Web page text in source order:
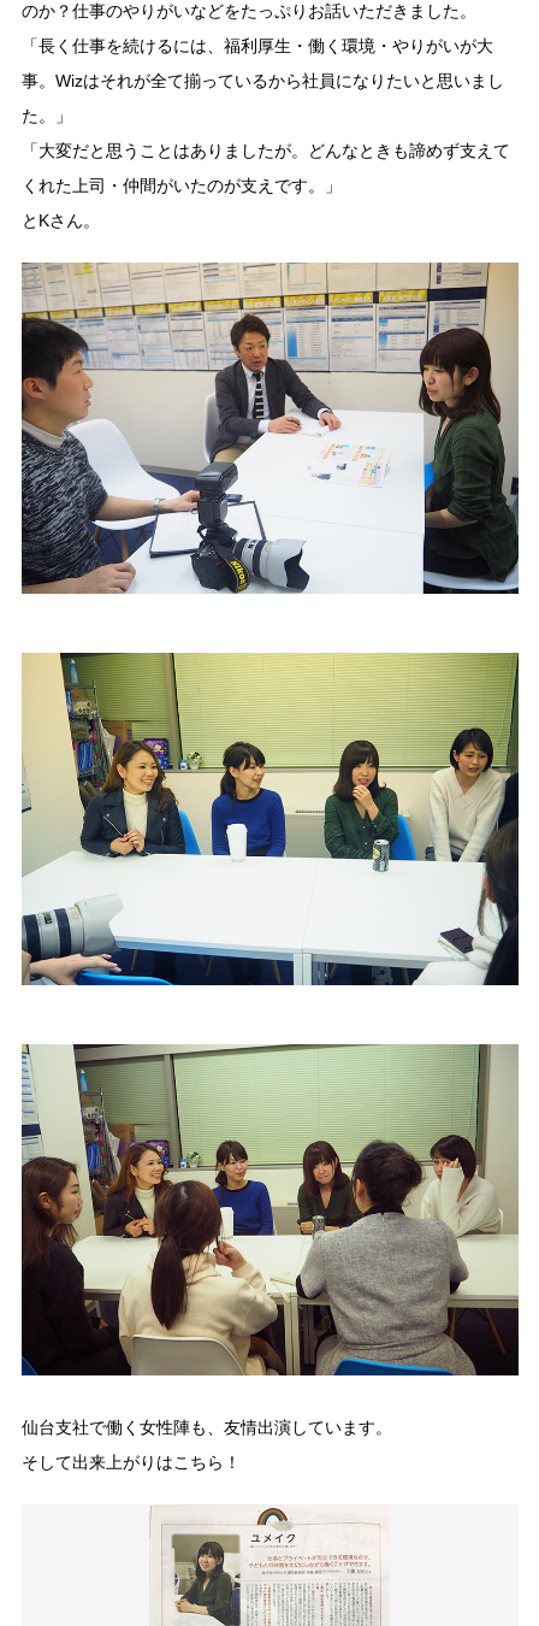
のか？仕事のやりがいなどをたっぷりお話いただきました。
「長く仕事を続けるには、福利厚生・働く環境・やりがいが大
事。Wizはそれが全て揃っているから社員になりたいと思いまし
た。」
「大変だと思うことはありましたが。どんなときも諦めず支えて
くれた上司・仲間がいたのが支えです。」
とKさん。
仙台支社で働く女性陣も、友情出演しています。
そして出来上がりはこちら！